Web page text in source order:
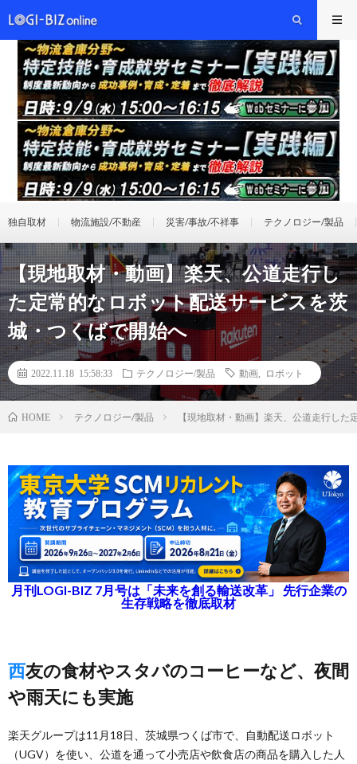
独自取材 物流施設/不動産 災害/事故/不祥事 テクノロジー/製品
【現地取材・動画】楽天、公道走行し
た定常的なロボット配送サービスを茨
城・つくばで開始へ
2022.11.18 15:58:33 テクノロジー/製品 動画 ロボット
HOME テクノロジー/製品 【現地取材・動画】楽天、公道走行し
月刊LOGI-BIZ 7月号は「未来を創る輸送改革」 先行企業の
生存戦略を徹底取材
西友の食材やスタバのコーヒーなど、夜間
や雨天にも実施
楽天グループは11月18日、茨城県つくば市で、自動配送ロボット
（UGV）を使い、公道を通って小売店や飲食店の商品を購入した人